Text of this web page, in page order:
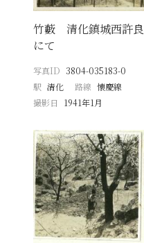
竹藪 清化鎮城西許良
にて
写真ID 3804-035183-0
駅 清化 路線 懐慶線
撮影日
1941年1月